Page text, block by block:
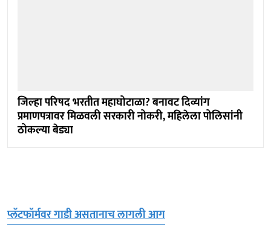
जिल्हा परिषद भरतीत महाघोटाळा? बनावट दिव्यांग
प्रमाणपत्रावर मिळवली सरकारी नोकरी, महिलेला पोलिसांनी
ठोकल्या बेड्या
प्लॅटफॉर्मवर गाडी असतानाच लागली आग